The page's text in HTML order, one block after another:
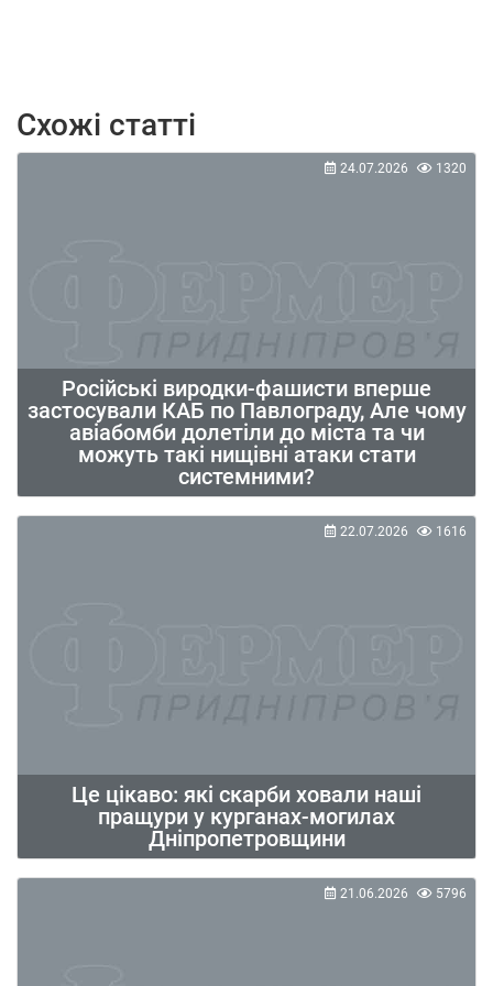
Схожі статті
Російські виродки-фашисти вперше
застосували КАБ по Павлограду, Але чому
авіабомби долетіли до міста та чи
можуть такі нищівні атаки стати
системними?
24.07.2026 1320
Це цікаво: які скарби ховали наші
пращури у курганах-могилах
Дніпропетровщини
22.07.2026 1616
21.06.2026 5796